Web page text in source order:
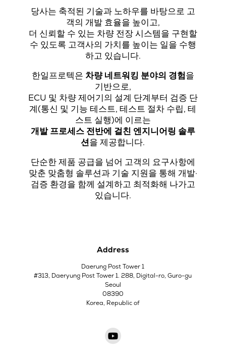
당사는 축적된 기술과 노하우를 바탕으로 고
객의 개발 효율을 높이고,
더 신뢰할 수 있는 차량 전장 시스템을 구현할
수 있도록 고객사의 가치를 높이는 일을 수행
하고 있습니다.
한일프로텍은 차량 네트워킹 분야의 경험을
기반으로,
ECU 및 차량 제어기의 설계 단계부터 검증 단
계(통신 및 기능 테스트, 테스트 절차 수립, 테
스트 실행)에 이르는
개발 프로세스 전반에 걸친 엔지니어링 솔루
션을 제공합니다.
단순한 제품 공급을 넘어 고객의 요구사항에
맞춘 맞춤형 솔루션과 기술 지원을 통해 개발·
검증 환경을 함께 설계하고 최적화해 나가고
있습니다.
Address
Daerung Post Tower 1
#313, Daeryung Post Tower 1. 288, Digital-ro, Guro-gu
Seoul
08390
Korea, Republic of